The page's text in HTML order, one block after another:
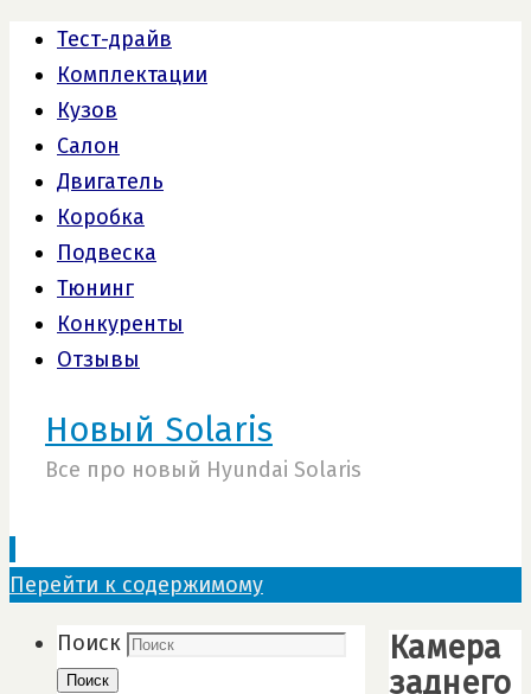
Тест-драйв
Комплектации
Кузов
Салон
Двигатель
Коробка
Подвеска
Тюнинг
Конкуренты
Отзывы
Новый Solaris
Все про новый Hyundai Solaris
Перейти к содержимому
Камера
заднего
Поиск
Поиск